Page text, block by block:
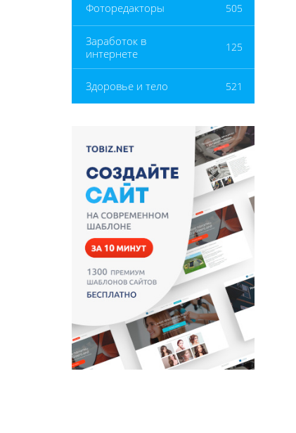
Фоторедакторы 505
Заработок в
интернете
125
Здоровье и тело 521